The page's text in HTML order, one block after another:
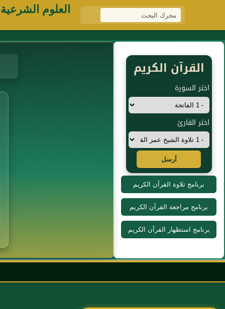
العلوم الشرعية
القرآن الكريم
اختر السورة
اختر القارئ
أرسل
برنامج تلاوة القرآن الكريم
برنامج مراجعة القرآن الكريم
برنامج استظهار القرآن الكريم